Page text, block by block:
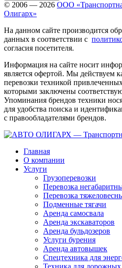
© 2006 — 2026 ООО
Олигарх»
На данном сайте производится
данных в соответствии с
согласия посетителя.
Информация на сайте носит
является офертой. Мы действуем
перевозки техникой
которыми заключены
Упоминания брендов техники
для удобства поиска и
с правообладателями брендов.
Главная
О компании
Услуги
Грузоперевозки
Перевозка
Перевозка
Подменные тягачи
Аренда самосвала
Аренда экскаваторов
Аренда бульдозеров
Услуги бурения
Аренда автовышек
Спецтехника для
Техника для дорожных